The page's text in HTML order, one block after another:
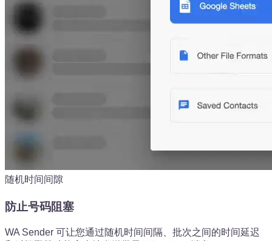
随机时间间隙
防止号码阻塞
WA Sender 可让您通过随机时间间隔、批次之间的时间延迟